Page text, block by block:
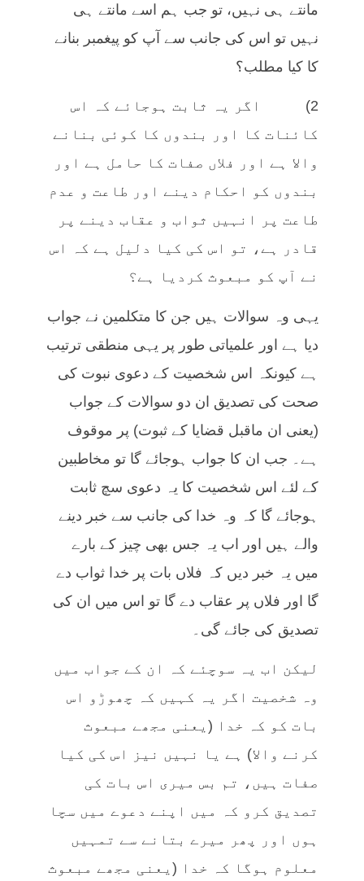
مانتے ہی نہیں، تو جب ہم اسے مانتے ہی
نہیں تو اس کی جانب سے آپ کو پیغمبر بنانے
کا کیا مطلب؟
2) اگر یہ ثابت ہوجائے کہ اس
کائنات کا اور بندوں کا کوئی بنانے
والا ہے اور فلاں صفات کا حامل ہے اور
بندوں کو احکام دینے اور طاعت و عدم
طاعت پر انہیں ثواب و عقاب دینے پر
قادر ہے، تو اس کی کیا دلیل ہے کہ اس
نے آپ کو مبعوث کردیا ہے؟
یہی وہ سوالات ہیں جن کا متکلمین نے جواب
دیا ہے اور علمیاتی طور پر یہی منطقی ترتیب
ہے کیونکہ اس شخصیت کے دعوی نبوت کی
صحت کی تصدیق ان دو سوالات کے جواب
(یعنی ان ماقبل قضایا کے ثبوت) پر موقوف
ہے۔ جب ان کا جواب ہوجائے گا تو مخاطبین
کے لئے اس شخصیت کا یہ دعوی سچ ثابت
ہوجائے گا کہ وہ خدا کی جانب سے خبر دینے
والے ہیں اور اب یہ جس بھی چیز کے بارے
میں یہ خبر دیں کہ فلاں بات پر خدا ثواب دے
گا اور فلاں پر عقاب دے گا تو اس میں ان کی
تصدیق کی جائے گی۔
لیکن اب یہ سوچئے کہ ان کے جواب میں
وہ شخصیت اگر یہ کہیں کہ چھوڑو اس
بات کو کہ خدا (یعنی مجھے مبعوث
کرنے والا) ہے یا نہیں نیز اس کی کیا
صفات ہیں، تم بس میری اس بات کی
تصدیق کرو کہ میں اپنے دعوے میں سچا
ہوں اور پھر میرے بتانے سے تمہیں
معلوم ہوگا کہ خدا (یعنی مجھے مبعوث